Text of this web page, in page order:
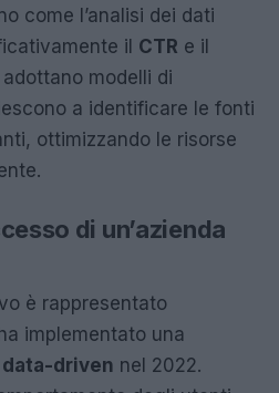
come l’analisi dei dati
il CTR e il
modelli di
a identificare le fonti
ottimizzando le risorse
di un’azienda
è rappresentato
implementato una
data-driven nel 2022.